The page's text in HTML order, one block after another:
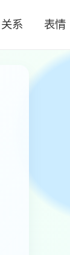
关系 表情